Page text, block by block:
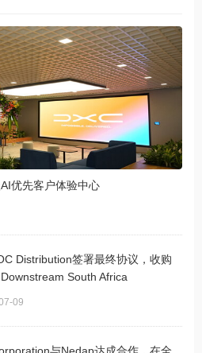
优先客户体验中心
Distribution签署最终协议，收购
South Africa
09
与Nedap达成合作，在全